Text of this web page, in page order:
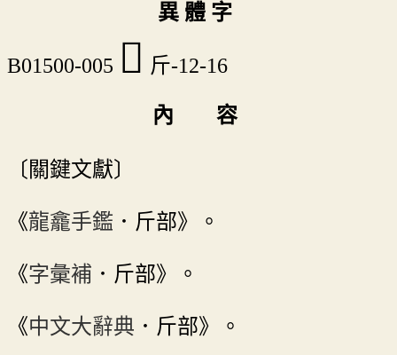
異 體 字
B01500-005 𣃆 斤-12-16
內 容
〔關鍵文獻〕
《龍龕手鑑 ．斤部》。
《字彙補 ．斤部》。
《中文大辭典 ．斤部》。